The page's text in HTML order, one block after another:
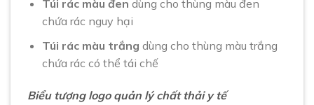
Túi rác màu đen dùng cho thùng màu đen
chứa rác nguy hại
Túi rác màu trắng dùng cho thùng màu trắng
chứa rác có thể tái chế
Biểu tượng logo quản lý chất thải y tế